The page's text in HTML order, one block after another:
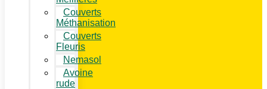
Couverts
Méthanisation
Couverts
Fleuris
Nemasol
Avoine
rude